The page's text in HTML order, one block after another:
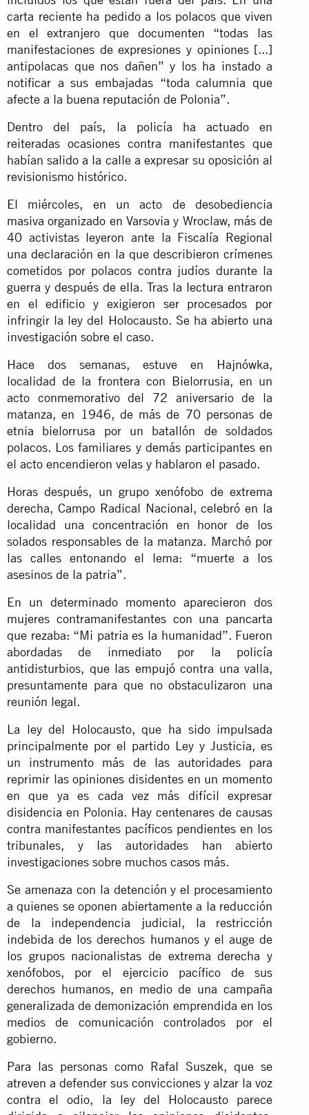
carta reciente ha pedido a los polacos que viven
en el extranjero que documenten “todas las
manifestaciones de expresiones y opiniones [...]
antipolacas que nos dañen” y los ha instado a
notificar a sus embajadas “toda calumnia que
afecte a la buena reputación de Polonia”.
Dentro del país, la policía ha actuado en
reiteradas ocasiones contra manifestantes que
habían salido a la calle a expresar su oposición al
revisionismo histórico.
El miércoles, en un acto de desobediencia
masiva organizado en Varsovia y Wroclaw, más de
40 activistas leyeron ante la Fiscalía Regional
una declaración en la que describieron crímenes
cometidos por polacos contra judíos durante la
guerra y después de ella. Tras la lectura entraron
en el edificio y exigieron ser procesados por
infringir la ley del Holocausto. Se ha abierto una
investigación sobre el caso.
Hace dos semanas, estuve en Hajnówka,
localidad de la frontera con Bielorrusia, en un
acto conmemorativo del 72 aniversario de la
matanza, en 1946, de más de 70 personas de
etnia bielorrusa por un batallón de soldados
polacos. Los familiares y demás participantes en
el acto encendieron velas y hablaron el pasado.
Horas después, un grupo xenófobo de extrema
derecha, Campo Radical Nacional, celebró en la
localidad una concentración en honor de los
solados responsables de la matanza. Marchó por
las calles entonando el lema: “muerte a los
asesinos de la patria”.
En un determinado momento aparecieron dos
mujeres contramanifestantes con una pancarta
que rezaba: “Mi patria es la humanidad”. Fueron
abordadas de inmediato por la policía
antidisturbios, que las empujócontra una valla,
presuntamente para que no obstaculizaron una
reunión legal.
La ley del Holocausto, que ha sido impulsada
principalmente por el partido Ley y Justicia, es
un instrumento más de las autoridades para
reprimir las opiniones disidentes en un momento
en que ya es cada vez más difícil expresar
disidencia en Polonia. Hay centenares de causas
contra manifestantes pacíficos pendientes en los
tribunales, y las autoridades han abierto
investigaciones sobre muchos casos más.
Se amenaza con la detención y el procesamiento
a quienes se oponen abiertamente a la reducción
de la independencia judicial, la restricción
indebida de los derechos humanos y el auge de
los grupos nacionalistas de extrema derecha y
xenófobos, por el ejercicio pacífico de sus
derechos humanos, en medio de una campaña
generalizada de demonización emprendida en los
medios de comunicación controlados por el
gobierno.
Para las personas como Rafal Suszek, que se
atreven a defender sus convicciones y alzar la voz
contra el odio, la ley del Holocausto parece